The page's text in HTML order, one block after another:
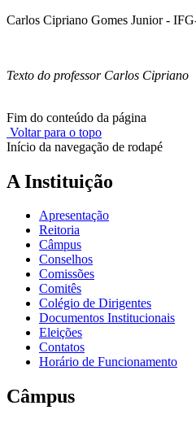
Carlos Cipriano Gomes Junior -
Texto do professor Carlos Cipriano
Fim do conteúdo da página
Voltar para o topo
Início da navegação de rodapé
A Instituição
Apresentação
Reitoria
Câmpus
Conselhos
Comissões
Comitês
Colégio de Dirigentes
Documentos Institucionais
Eleições
Contatos
Horário de Funcionamento
Câmpus